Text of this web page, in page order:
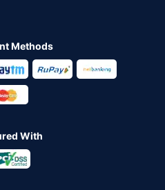
Methods
With